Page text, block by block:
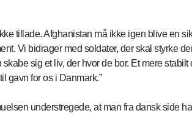
tillade. Afghanistan må ikke igen blive en
Vi bidrager med soldater, der skal styrke
sig et liv, der hvor de bor. Et mere stabilt
gavn for os i Danmark.”
understregede, at man fra dansk side